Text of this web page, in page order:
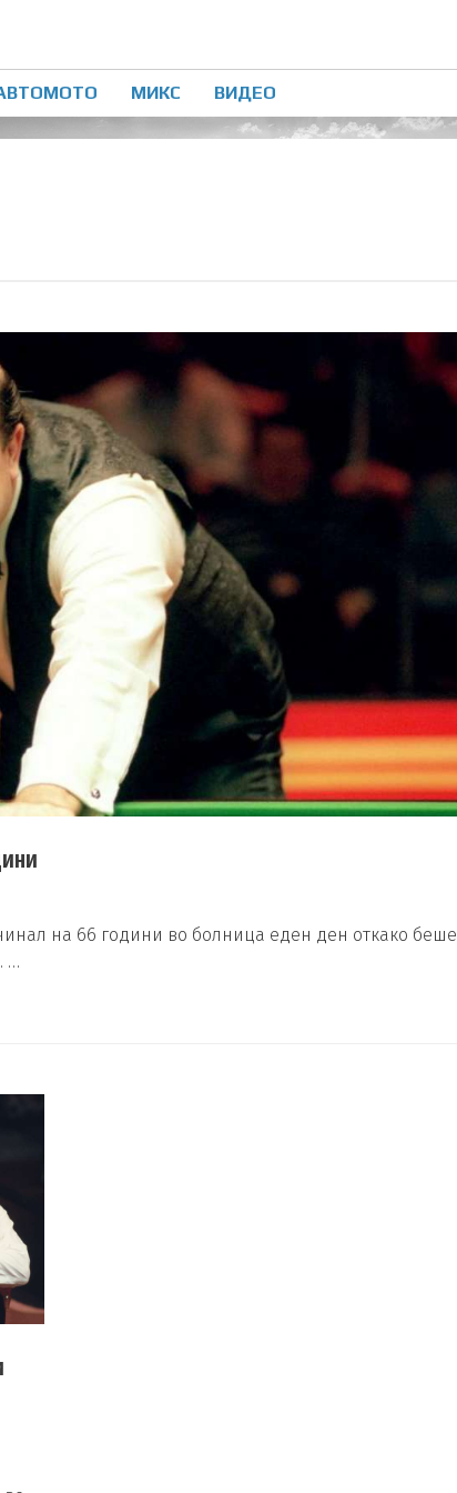
МИКС ВИДЕО
на 66 години во болница еден ден откако беше
…